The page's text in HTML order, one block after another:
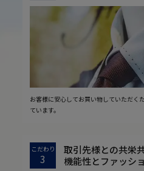
お客様に安心してお買い物していただく
ています。
こだわり
3
取引先様との共栄
機能性とファッシ